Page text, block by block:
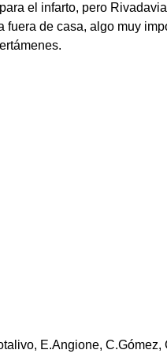
el infarto, pero
fuera de casa, algo muy
E.Angione, C.Gómez,